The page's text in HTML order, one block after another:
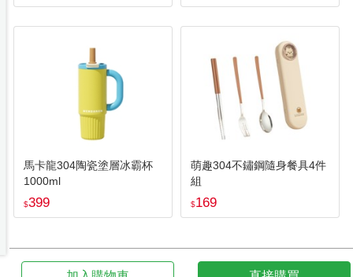
馬卡龍304陶瓷塗層冰霸杯
1000ml
$399
萌趣304不鏽鋼隨身餐具4件
組
$169